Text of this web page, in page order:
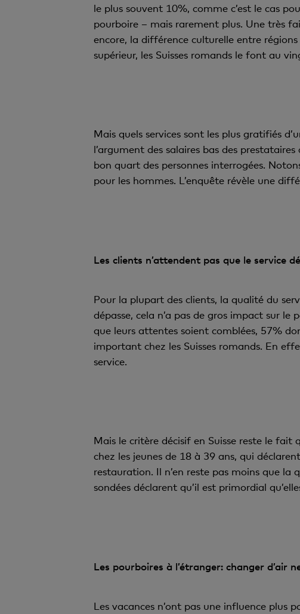
le plus souvent 10%, comme c’est le cas
pourboire – mais rarement plus. Une très
encore, la différence culturelle entre
supérieur, les Suisses romands le font au
Mais quels services sont les plus gratifiés
l’argument des salaires bas des
bon quart des personnes interrogées.
pour les hommes. L’enquête révèle une
Les clients n’attendent pas que le service
Pour la plupart des clients, la qualité du
dépasse, cela n’a pas de gros impact sur
que leurs attentes soient comblées, 57%
important chez les Suisses romands. En
service.
Mais le critère décisif en Suisse reste le
chez les jeunes de 18 à 39 ans, qui
restauration. Il n’en reste pas moins que la
sondées déclarent qu’il est primordial
Les pourboires à l’étranger: changer d’air
Les vacances n’ont pas une influence plus